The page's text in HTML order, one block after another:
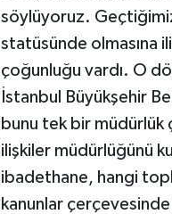
söylüyoruz.
statüsünde olmasına
çoğunluğu vardı. O
İstanbul Büyükşehir
bunu tek bir müdürlük
ilişkiler müdürlüğünü
ibadethane, hangi
kanunlar çerçevesinde